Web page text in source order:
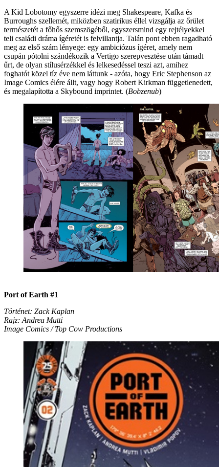
A Kid Lobotomy egyszerre idézi meg Shakespeare, Kafka és
Burroughs szellemét, miközben szatirikus éllel vizsgálja az őrület
természetét a főhős szemszögéből, egyszersmind egy rejtélyekkel
teli családi dráma ígéretét is felvillantja. Talán pont ebben ragadható
meg az első szám lényege: egy ambiciózus ígéret, amely nem
csupán pótolni szándékozik a Vertigo szerepvesztése után támadt
űrt, de olyan stílusérzékkel és lelkesedéssel teszi azt, amihez
foghatót közel tíz éve nem láttunk - azóta, hogy Eric Stephenson az
Image Comics élére állt, vagy hogy Robert Kirkman függetlenedett,
és megalapította a Skybound imprintet. (Bobzenub)
Port of Earth #1
Történet: Zack Kaplan
Rajz: Andrea Mutti
Image Comics / Top Cow Productions